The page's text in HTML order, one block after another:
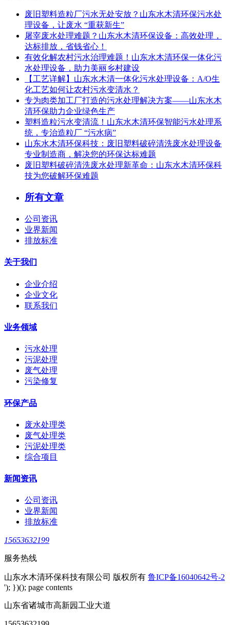
废旧塑料造粒厂污水无处安放？山东水木清环保污水处
理设备，让废水 “重获新生”
屠宰废水处理难题？山东水木清环保设备：高效处理，
达标排放，省钱省心！
有效化解农村污水治理难题！山东水木清环保一体化污
水处理设备，助力美丽乡村建设
【工艺详解】山东水木清一体化污水处理设备：A/O生
化工艺如何让农村污水变清水？
专为肉类加工厂打造的污水处理解决方案——山东水木
清环保助力企业绿色生产
塑料造粒污水变清流！山东水木清环保智能污水处理系
统，专治造粒厂 “污水病”
山东水木清环保科技：废旧塑料破碎清洗废水处理设备
专业制造商，解决您的环保达标难题
废旧塑料破碎清洗废水处理新革命：山东水木清环保科
技为您破解环保难题
所有文章
公司资讯
业界新闻
排放标准
关于我们
企业介绍
企业文化
联系我们
业务领域
污水处理
污泥处理
废气处理
污染修复
环保产品
废水处理类
废气处理类
污泥处理类
综合项目
新闻资讯
公司资讯
业界新闻
排放标准
15653632199
服务热线
山东水木清环保科技有限公司 版权所有 鲁ICP备16040642号-2
'); })(); page contents
山东省诸城市高新园工业大道